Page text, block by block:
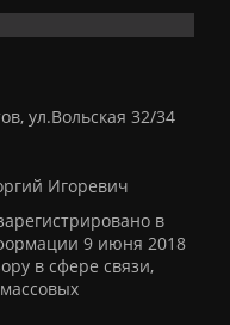
ул.Вольская 32/34
Игоревич
в
9 июня 2018
в сфере связи,